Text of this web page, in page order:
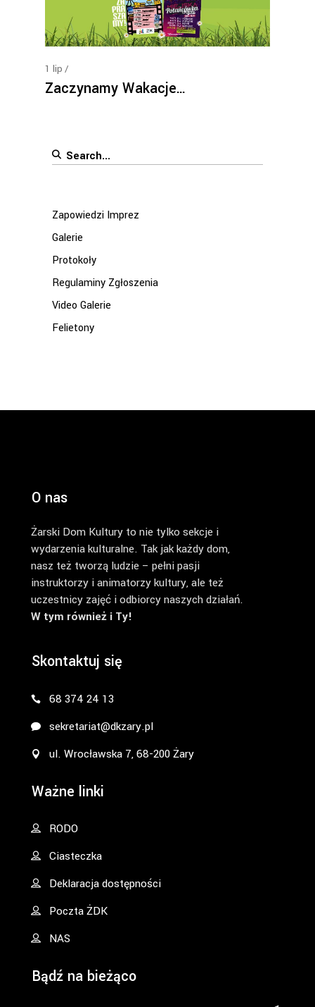
1 lip
Zaczynamy Wakacje…
Search
Zapowiedzi Imprez
Galerie
Protokoły
Regulaminy Zgłoszenia
Video Galerie
Felietony
O nas
Żarski Dom Kultury to nie tylko sekcje i
wydarzenia kulturalne. Tak jak każdy dom,
nasz też tworzą ludzie – pełni pasji
instruktorzy i animatorzy kultury, ale też
uczestnicy zajęć i odbiorcy naszych działań.
W tym również i Ty!
Skontaktuj się
68 374 24 13
sekretariat@dkzary.pl
ul. Wrocławska 7, 68-200 Żary
Ważne linki
RODO
Ciasteczka
Deklaracja dostępności
Poczta ŻDK
NAS
Bądź na bieżąco